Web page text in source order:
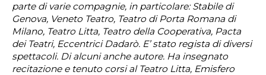
parte di varie compagnie, in particolare: Stabile di
Genova, Veneto Teatro, Teatro di Porta Romana di
Milano, Teatro Litta, Teatro della Cooperativa, Pacta
dei Teatri, Eccentrici Dadarò. E’ stato regista di diversi
spettacoli. Di alcuni anche autore. Ha insegnato
recitazione e tenuto corsi al Teatro Litta, Emisfero